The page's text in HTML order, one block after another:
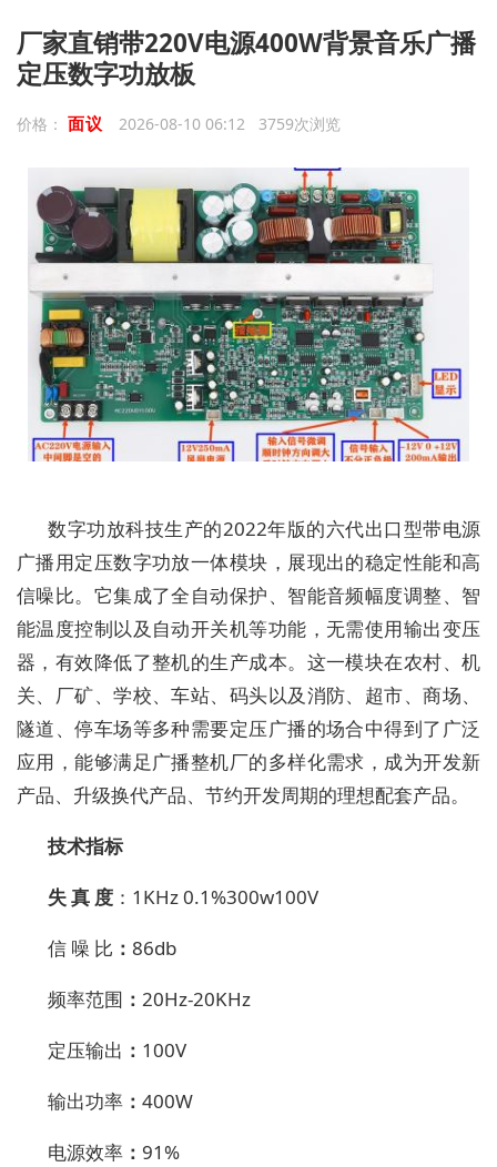
厂家直销带220V电源400W背景音乐广播
定压数字功放板
价格： 面议 2026-08-10 06:12 3759次浏览
数字功放科技生产的2022年版的六代出口型带电源
广播用定压数字功放一体模块，展现出的稳定性能和高
信噪比。它集成了全自动保护、智能音频幅度调整、智
能温度控制以及自动开关机等功能，无需使用输出变压
器，有效降低了整机的生产成本。这一模块在农村、机
关、厂矿、学校、车站、码头以及消防、超市、商场、
隧道、停车场等多种需要定压广播的场合中得到了广泛
应用，能够满足广播整机厂的多样化需求，成为开发新
产品、升级换代产品、节约开发周期的理想配套产品。
技术指标
失真 度 ： 1KHz 0.1%300w100V
信 噪 比 ： 86db
频率范围 ： 20Hz-20KHz
定压输出 ： 100V
输出功率 ： 400W
电源效率 ： 91%